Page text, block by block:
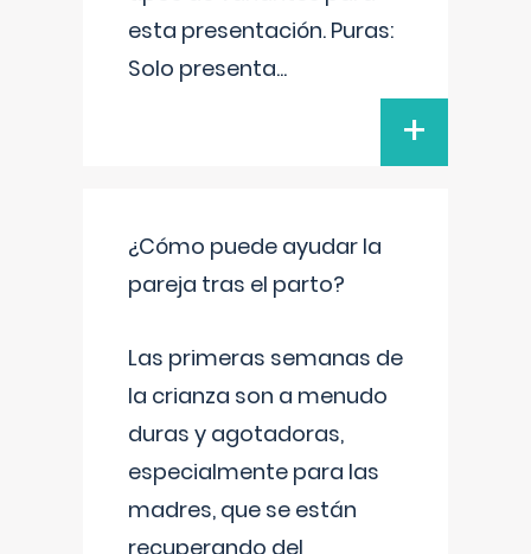
esta presentación. Puras:
Solo presenta...
+
¿Cómo puede ayudar la
pareja tras el parto?
Las primeras semanas de
la crianza son a menudo
duras y agotadoras,
especialmente para las
madres, que se están
recuperando del